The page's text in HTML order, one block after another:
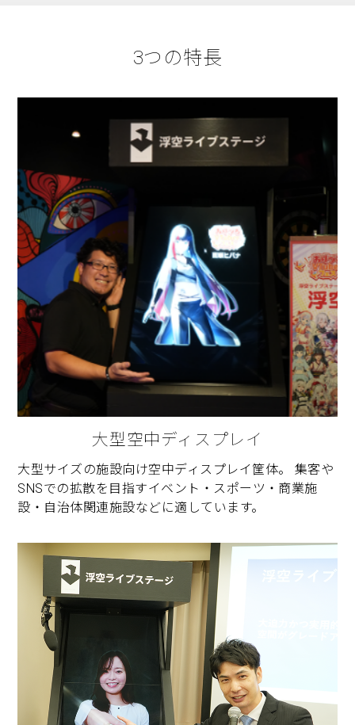
3つの特長
大型空中ディスプレイ
大型サイズの施設向け空中ディスプレイ筐体。 集客や
SNSでの拡散を目指すイベント・スポーツ・商業施
設・自治体関連施設などに適しています。